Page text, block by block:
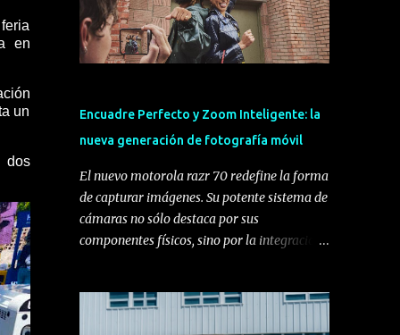
en
un
dos
Encuadre Perfecto y Zoom Inteligente: la
nueva generación de fotografía móvil
El nuevo motorola razr 70 redefine la forma
de capturar imágenes. Su potente sistema de
cámaras no sólo destaca por sus
componentes físicos, sino por la integración
transformando la experiencia del usuario y
ofreciendo la mejor cámara hasta la fecha